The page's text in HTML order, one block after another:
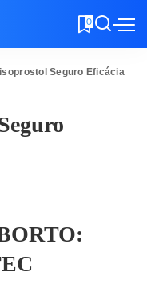
0
Seguro Eficácia